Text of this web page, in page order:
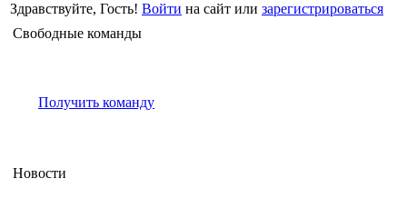
Здравствуйте, Гость! Войти на сайт или зарегистрироваться
Свободные команды
Получить команду
Новости